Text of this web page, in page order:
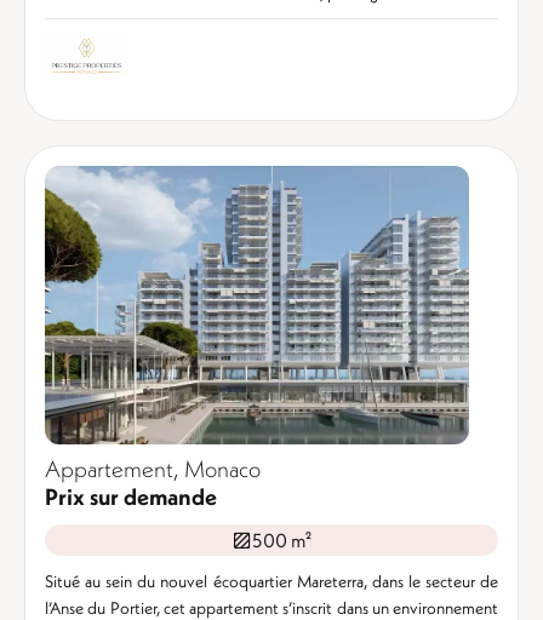
Appartement, Monaco
Prix sur demande
500 m²
Situé au sein du nouvel écoquartier Mareterra, dans le secteur de
l’Anse du Portier, cet appartement s’inscrit dans un environnement